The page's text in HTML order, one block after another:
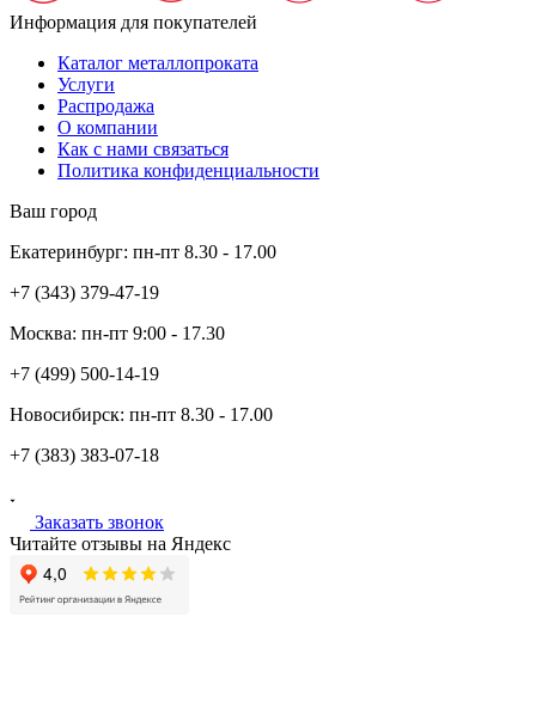
Информация для покупателей
Каталог металлопроката
Услуги
Распродажа
О компании
Как с нами связаться
Политика конфиденциальности
Ваш город
Екатеринбург: пн-пт 8.30 - 17.00
+7 (343) 379-47-19
Москва: пн-пт 9:00 - 17.30
+7 (499) 500-14-19
Новосибирск: пн-пт 8.30 - 17.00
+7 (383) 383-07-18
Заказать звонок
Читайте отзывы на Яндекс